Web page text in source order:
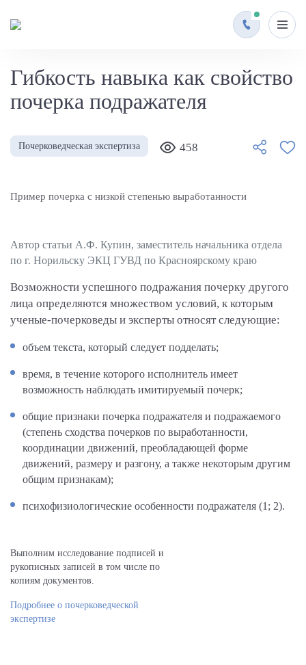
Гибкость навыка как свойство
почерка подражателя
Почерковедческая экспертиза 458
Пример почерка с низкой степенью выработанности
Автор статьи А.Ф. Купин, заместитель начальника отдела
по г. Норильску ЭКЦ ГУВД по Красноярскому краю
Возможности успешного подражания почерку другого
лица определяются множеством условий, к которым
ученые-почерковеды и эксперты относят следующие:
объем текста, который следует подделать;
время, в течение которого исполнитель имеет
возможность наблюдать имитируемый почерк;
общие признаки почерка подражателя и подражаемого
(степень сходства почерков по выработанности,
координации движений, преобладающей форме
движений, размеру и разгону, а также некоторым другим
общим признакам);
психофизиологические особенности подражателя (1; 2).
Выполним исследование подписей и
рукописных записей в том числе по
копиям документов.
Подробнее о почерковедческой
экспертизе